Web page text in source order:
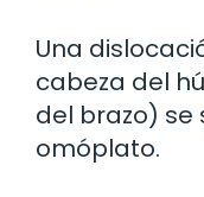
Una
cabeza del
del brazo) se
omóplato.